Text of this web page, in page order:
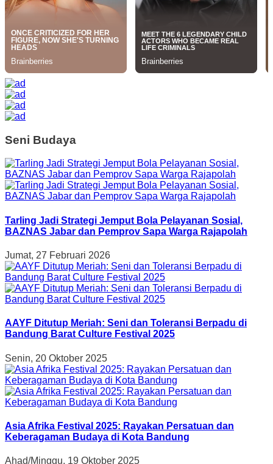
Seni Budaya
Tarling Jadi Strategi Jemput Bola Pelayanan Sosial,
BAZNAS Jabar dan Pemprov Sapa Warga Rajapolah
Jumat, 27 Februari 2026
AAYF Ditutup Meriah: Seni dan Toleransi Berpadu di
Bandung Barat Culture Festival 2025
Senin, 20 Oktober 2025
Asia Afrika Festival 2025: Rayakan Persatuan dan
Keberagaman Budaya di Kota Bandung
Ahad/Minggu, 19 Oktober 2025